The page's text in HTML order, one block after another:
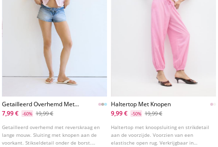
Getailleerd Overhemd Met
Stiksel Onder De Borst
7,99 € -60% 19,99 €
Getailleerd overhemd met reverskraag en
lange mouw. Sluiting met knopen aan de
voorkant. Stikseldetail onder de borst.
Haltertop Met Knopen
9,99 €
-50% 19,99 €
Haltertop met knoopsluiting en strikdetail
aan de voorzijde. Voorzien van een
elastische open rug. Verkrijgbaar in